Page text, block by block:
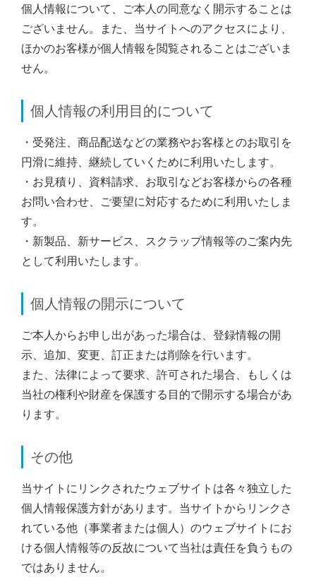
個人情報について、ご本人の同意なく開示することは
ございません。また、当サイトへのアクセスにより、
ほかのお客様が個人情報を閲覧されることはございま
せん。
個人情報の利用目的について
・受発注、商品配送などの業務やお客様とのお取引を
円滑に維持、継続していくために利用いたします。
・お見積り、資料請求、お取引などお客様からの各種
お問い合わせ、ご要望に対応するために利用いたしま
す。
・新製品、新サービス、スクラップ情報等のご案内先
として利用いたします。
個人情報の開示について
ご本人からお申し出があった場合は、登録情報の開
示、追加、変更、訂正または削除を行います。
また、法律によって要求、許可された場合、もしくは
当社の権利や財産を保護する目的で開示する場合があ
ります。
その他
当サイトにリンクされたウェブサイトは各々独立した
個人情報保護方針があります。当サイトからリンクさ
れている他（事業者または個人）のウェブサイトにお
ける個人情報等の反故について当社は責任を負うもの
ではありません。